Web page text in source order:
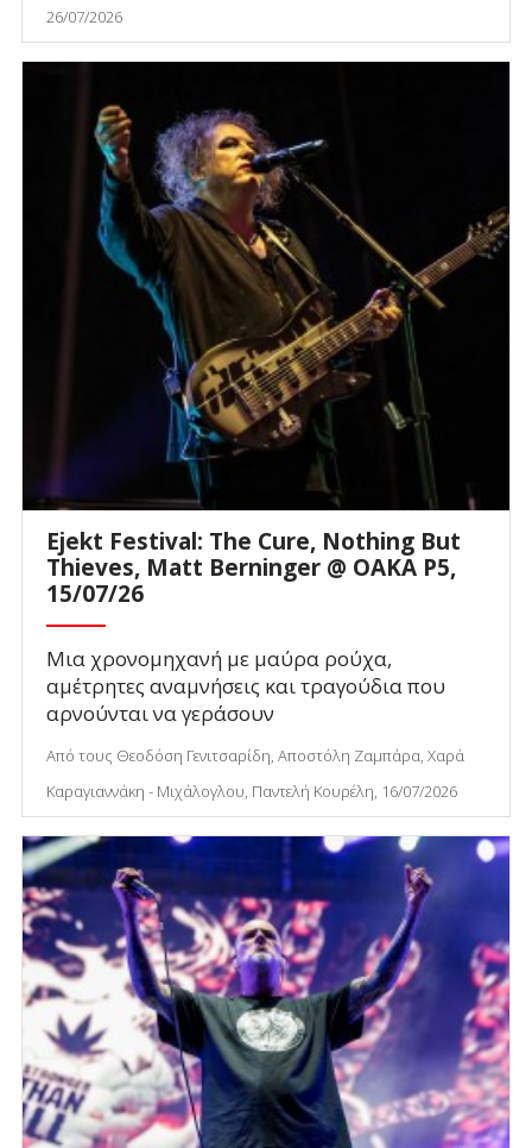
26/07/2026
Ejekt Festival: The Cure, Nothing But
Thieves, Matt Berninger @ ΟΑΚΑ P5,
15/07/26
Μια χρονομηχανή με μαύρα ρούχα,
αμέτρητες αναμνήσεις και τραγούδια που
αρνούνται να γεράσουν
Από τους Θεοδόση Γενιτσαρίδη, Αποστόλη Ζαμπάρα, Χαρά
Καραγιαννάκη - Μιχάλογλου, Παντελή Κουρέλη, 16/07/2026